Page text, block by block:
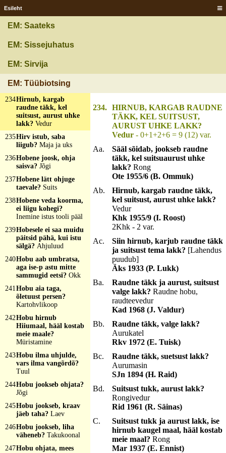
Esileht
EM: Saateks
EM: Sissejuhatus
EM: Sirvija
EM: Tüübiotsing
231Hirjukese, harjukese
mööda?Vesi juusk
232 Hirm hindäl kaalah?
Püss
233Hirmuline läheb
armulisele kosja, pika
piibu ja laia kaabuga?
Kaev
234Hirnub, kargab
raudne täkk, kel
suitsust, aurust uhke
lakk? Vedur
235Hirv istub, saba
liigub? Maja ja uks
236Hobene joosk, ohja
saisva? Jõgi
237Hobene lätt ohjuge
taevale? Suits
238Hobene veda koorma,
ei liigu kohegi?
Inemine istus tooli pääl
239Hobesele ei saa muidu
päitsid pähä, kui istu
sälgä? Ahjuluud
240Hobu aab umbratsa,
aga ise-p astu mitte
sammugid eetsi? Okk
241Hobu aia taga,
õletuust persen?
Kartohvlikoop
242Hobu hirnub
Hiiumaal, hääl kostab
meie maale?
Müristamine
243Hobu ilma uhjulde,
vars ilma vangõrdõ?
Tuul
244Hobu jookseb ohjata?
Jõgi
245Hobu jookseb, kraav
jäeb taha? Laev
246Hobu jookseb, liha
väheneb? Takukoonal
247Hobu ohjata, mees
234. HIRNUB, KARGAB RAUDNE
TÄKK, KEL SUITSUST,
AURUST UHKE LAKK?
Vedur - 0+1+2+6 = 9 (12) var.
Aa.
Sääl sõidab, jookseb raudne
täkk, kel suitsuaurust uhke
lakk?Rong
Ote 1955/6 (B. Ommuk)
Ab.
Hirnub, kargab raudne täkk,
kel suitsust, aurust uhke lakk?
Vedur
Khk 1955/9 (I. Roost)
2Khk - 2 var.
Ac.
Siin hirnub, karjub raudne täkk
ja suitsust tema lakk? [Lahendus
puudub]
Äks 1933 (P. Lukk)
Ba.
Raudne täkk ja aurust, suitsust
valge lakk?Raudne hobu,
raudteevedur
Kad 1968 (J. Valdur)
Bb.
Raudne täkk, valge lakk?
Aurukatel
Rkv 1972 (E. Tuisk)
Bc.
Raudne täkk, suetsust lakk?
Aurumasin
SJn 1894 (H. Raid)
Bd.
Suitsust tukk, aurust lakk?
Rongivedur
Rid 1961 (R. Säinas)
C.
Suitsust tukk ja aurust lakk, ise
hirnub kaugel maal, hääl kostab
meie maal?Rong
Mar 1937 (E. Ennist)